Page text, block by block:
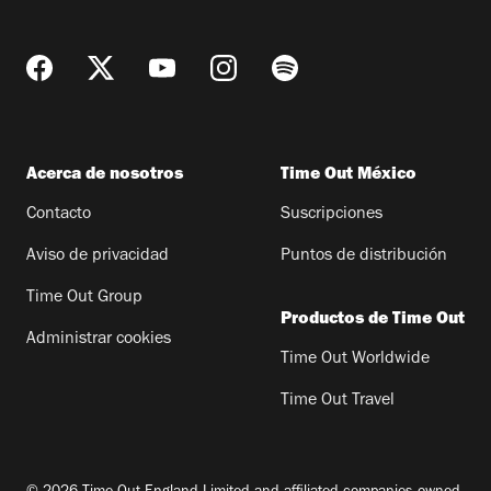
Acerca de nosotros
Contacto
Aviso de privacidad
Time Out Group
Administrar cookies
Time Out México
Suscripciones
Puntos de distribución
Productos de Time Out
Time Out Worldwide
Time Out Travel